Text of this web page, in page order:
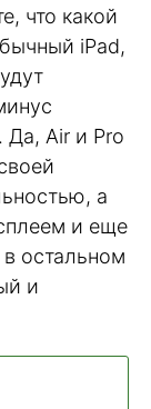
что какой
iPad,
Да, Air и Pro
а
и еще
остальном
и